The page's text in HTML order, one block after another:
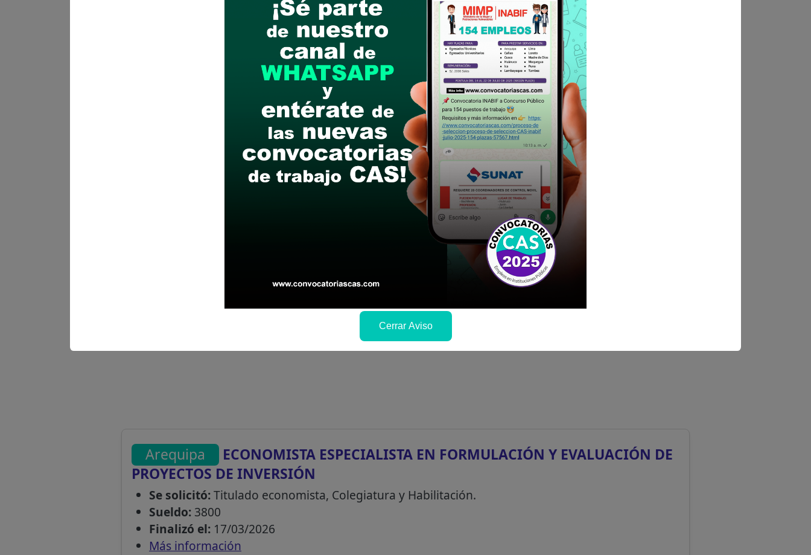
17/03/2026
INGENIERO CIVIL ESPECIALISTA EN FORMULACIÓN Y EVALUACIÓN
DE PROYECTOS DE INVERSIÓN
Titulado profesional en la carrera de Ingeniería Civil, Colegiatura y Habilitación.
17/03/2026
Arequipa
ECONOMISTA ESPECIALISTA EN FORMULACIÓN Y EVALUACIÓN DE
PROYECTOS DE INVERSIÓN
Se solicitó:Titulado economista, Colegiatura y Habilitación.
Sueldo:3800
Finalizó el:17/03/2026
Más información
Cerrar Aviso